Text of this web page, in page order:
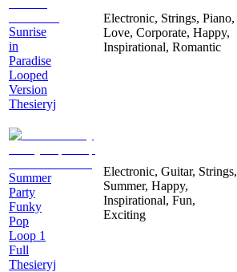
Sunrise
in
Paradise
Looped
Version
Thesieryj
Electronic, Strings, Piano,
Love, Corporate, Happy,
Inspirational, Romantic
Summer
Party
Funky
Pop
Loop 1
Full
Thesieryj
Electronic, Guitar, Strings,
Summer, Happy,
Inspirational, Fun,
Exciting